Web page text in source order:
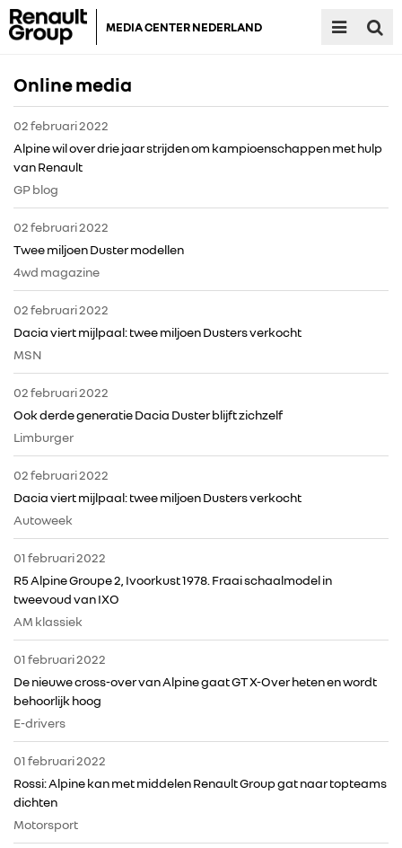
MEDIA CENTER NEDERLAND
Online media
02 februari 2022
Alpine wil over drie jaar strijden om kampioenschappen met hulp
van Renault
GP blog
02 februari 2022
Twee miljoen Duster modellen
4wd magazine
02 februari 2022
Dacia viert mijlpaal: twee miljoen Dusters verkocht
MSN
02 februari 2022
Ook derde generatie Dacia Duster blijft zichzelf
Limburger
02 februari 2022
Dacia viert mijlpaal: twee miljoen Dusters verkocht
Autoweek
01 februari 2022
R5 Alpine Groupe 2, Ivoorkust 1978. Fraai schaalmodel in
tweevoud van IXO
AM klassiek
01 februari 2022
De nieuwe cross-over van Alpine gaat GT X-Over heten en wordt
behoorlijk hoog
E-drivers
01 februari 2022
Rossi: Alpine kan met middelen Renault Group gat naar topteams
dichten
Motorsport